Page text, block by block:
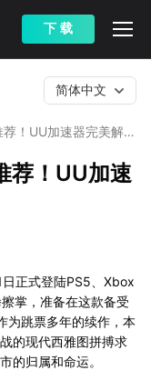
下 载
！UU加速器完美解决
简体中文
荐！UU加速
正式登陆PS5、Xbox
掌，准备在这款备受
为跳票多年的续作，本
的现代西雅图拼搏求
的归属和命运。